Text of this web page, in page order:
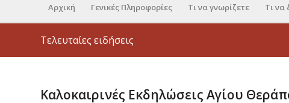
Αρχική Γενικές Πληροφορίες Τι να γνωρίζετε Τι να
Τελευταίες ειδήσεις
Καλοκαιρινές Εκδηλώσεις Αγίου